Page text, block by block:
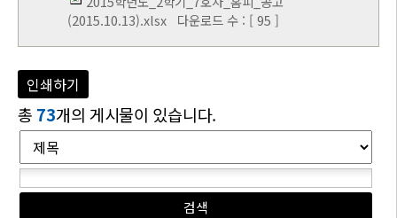
(2015.10.13).xlsx 다운로드 수 : [ 95 ]
인쇄하기
총 73개의 게시물이 있습니다.